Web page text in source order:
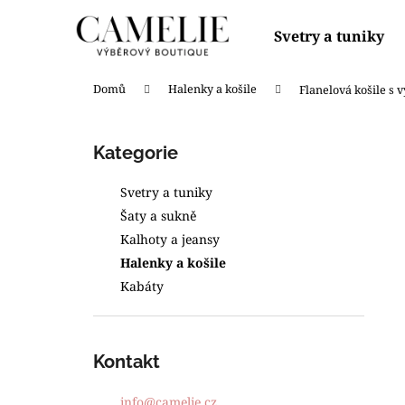
Svetry a tuniky
Domů Halenky a košile Flanelová košile s
Přeskočit
kategorie
Kategorie
Svetry a tuniky
Šaty a sukně
Kalhoty a jeansy
Halenky a košile
Kabáty
Kontakt
Zpět
Zpět